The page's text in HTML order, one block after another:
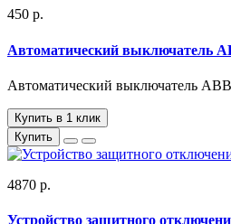
450 р.
Автоматический выключатель
Автоматический выключатель
Купить в 1 клик
Купить
4870 р.
Устройство защитного